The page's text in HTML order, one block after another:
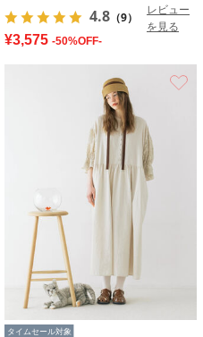
4.8 （9）
レビュー
を見る
¥3,575 -50%OFF-
タイムセール対象